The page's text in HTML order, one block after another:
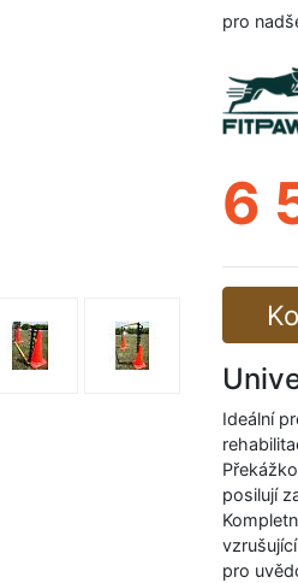
pro
6
Ideální
posilují
pro